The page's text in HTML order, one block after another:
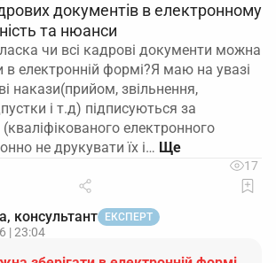
документів в електронному
та нюанси
чи всі кадрові документи можна
в електронній формі?Я маю на увазі
накази(прийом, звільнення,
і т.д) підписуються за
електронного
не друкувати їх і…
17
консультант ЕКСПЕРТ
| 23:04